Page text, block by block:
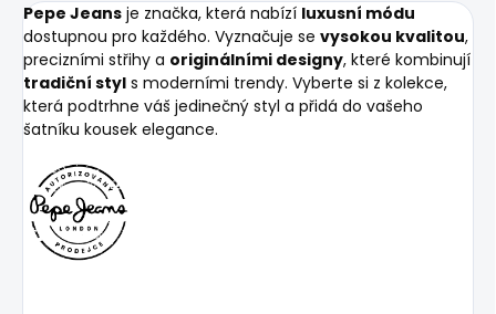
Pepe Jeans je značka, která nabízí luxusní módu
dostupnou pro každého. Vyznačuje se vysokou kvalitou,
precizními střihy a originálními designy, které kombinují
tradiční styl s moderními trendy. Vyberte si z kolekce,
která podtrhne váš jedinečný styl a přidá do vašeho
šatníku kousek elegance.